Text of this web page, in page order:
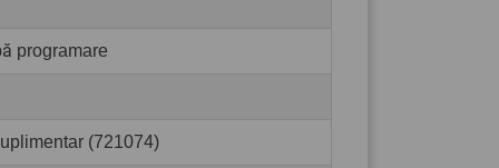
programare
(721074)